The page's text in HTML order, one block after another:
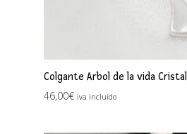
Colgante Arbol de la vida Cristal
46,00€ iva incluido